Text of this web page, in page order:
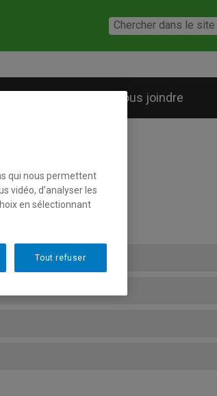
Nous joindre
qui nous permettent
vidéo, d’analyser les
en sélectionnant
Tout refuser